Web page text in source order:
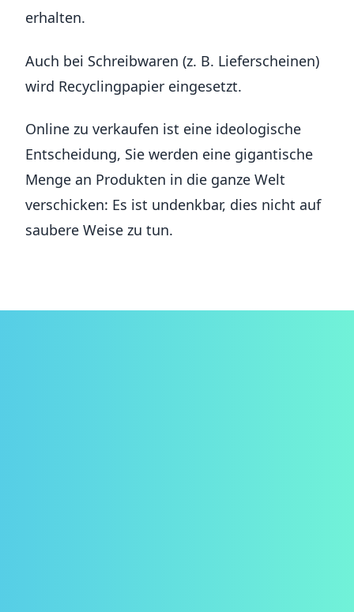
erhalten.
Auch bei Schreibwaren (z. B. Lieferscheinen)
wird Recyclingpapier eingesetzt.
Online zu verkaufen ist eine ideologische
Entscheidung, Sie werden eine gigantische
Menge an Produkten in die ganze Welt
verschicken: Es ist undenkbar, dies nicht auf
saubere Weise zu tun.